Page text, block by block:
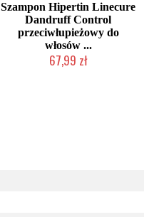
Szampon Hipertin Linecure
Dandruff Control
przeciwłupieżowy do
włosów ...
67,99 zł